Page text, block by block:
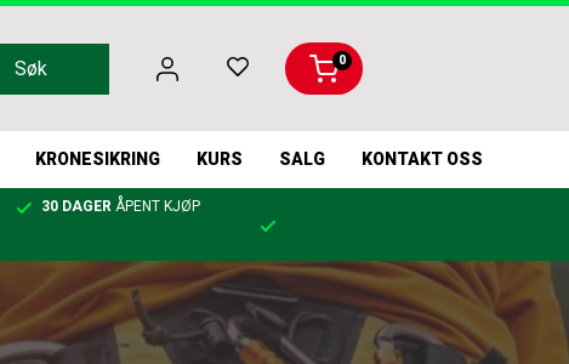
Søk 0
KRONESIKRING KURS SALG KONTAKT OSS
30 DAGER ÅPENT KJØP